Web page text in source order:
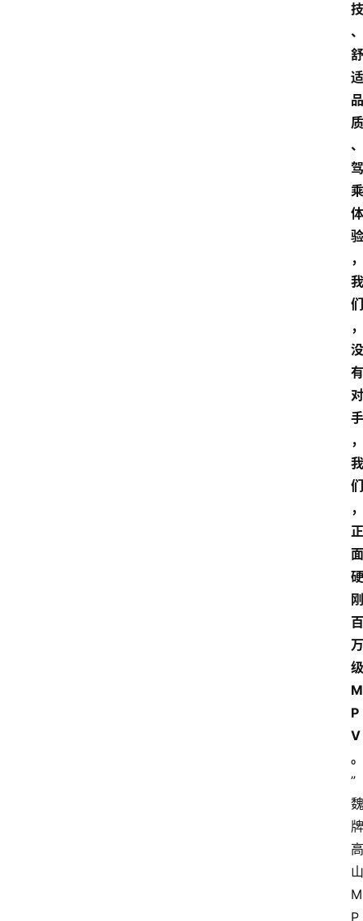
技
、
舒
适
品
质
、
驾
乘
体
验
，
我
们
，
没
有
对
手
，
我
们
，
正
面
硬
刚
百
万
级
M
P
V
。
”
魏
牌
高
山
M
P